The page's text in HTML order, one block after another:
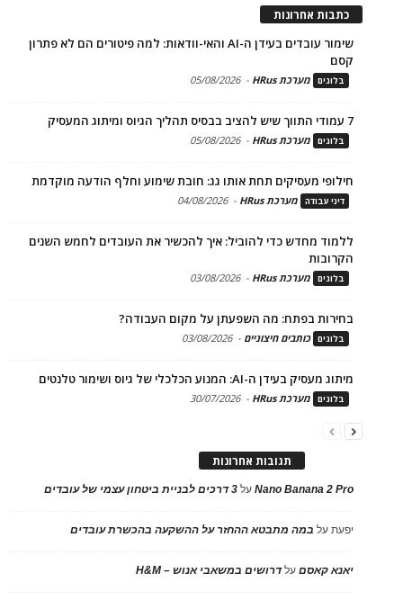
כתבות אחרונות
שימור עובדים בעידן ה-AI והאי-וודאות: למה פיטורים הם לא פתרון
קסם
בלוגים מערכת HRus -
05/08/2026
7 עמודי התווך שיש להציב בבסיס תהליך הגיוס ומיתוג המעסיק
בלוגים מערכת HRus -
05/08/2026
חילופי מעסיקים תחת אותו גג: חובת שימוע וחלף הודעה מוקדמת
דיני עבודה מערכת HRus -
04/08/2026
ללמוד מחדש כדי להוביל: איך להכשיר את העובדים לחמש השנים
הקרובות
בלוגים מערכת HRus -
03/08/2026
בחירות בפתח: מה השפעתן על מקום העבודה?
בלוגים כותבים חיצוניים -
03/08/2026
מיתוג מעסיק בעידן ה-AI: המנוע הכלכלי של גיוס ושימור טלנטים
בלוגים מערכת HRus -
30/07/2026
תגובות אחרונות
Nano Banana 2 Proעל 3 דרכים לבניית ביטחון עצמי של עובדים
יפעתעל במה מתבטא ההחזר על ההשקעה בהכשרת עובדים
יאנא קאסםעלדרושים במשאבי אנוש – H&M